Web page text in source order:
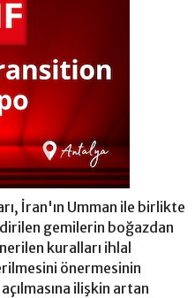
İran'ın Umman ile birlikte
gemilerin boğazdan
kuralları ihlal
önermesinin
ilişkin artan